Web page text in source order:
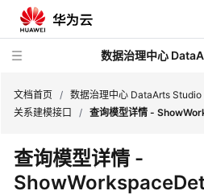
数据治理中心
最
新
动
文档首页 / 数据治理中心 DataArts Studio
关系建模接口
/ 查询模型详情 -
查询模型详情 -